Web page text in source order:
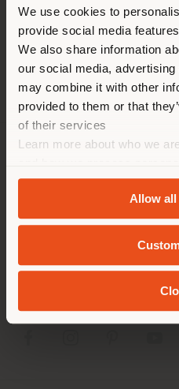
We use cookies to
provide social media
We also share information
our social media,
may combine it with other
provided to them or that
of their services
Learn more about who we
andCookie Policy.
Allow all
[email protected]
EINEN TERMIN ANFRAGEN
Sie browsen in
Land als
empfehlen
zu
tätigen zu
INFO &
RECHTLICHES
SOCIAL